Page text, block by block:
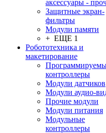
аксессуары -
Защитные экран-
фильтры
Модули памяти
+ ЕЩЕ 1
Робототехника и
макетирование
контроллеры
Модули датчиков
Модули аудио-
Прочие модули
Модули питания
Модульные
контроллеры